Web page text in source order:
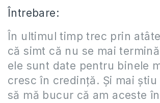
Întrebare:
În ultimul timp trec prin
că simt că nu se mai
ele sunt date pentru binele
cresc în credință. Și mai
să mă bucur că am aceste